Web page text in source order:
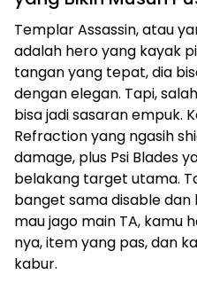
Templar Assassin, atau
adalah hero yang kayak
tangan yang tepat, dia
dengan elegan. Tapi,
bisa jadi sasaran empuk.
Refraction yang ngasih
damage, plus Psi Blades
belakang target utama.
banget sama disable dan
mau jago main TA, kamu
nya, item yang pas, dan
kabur.